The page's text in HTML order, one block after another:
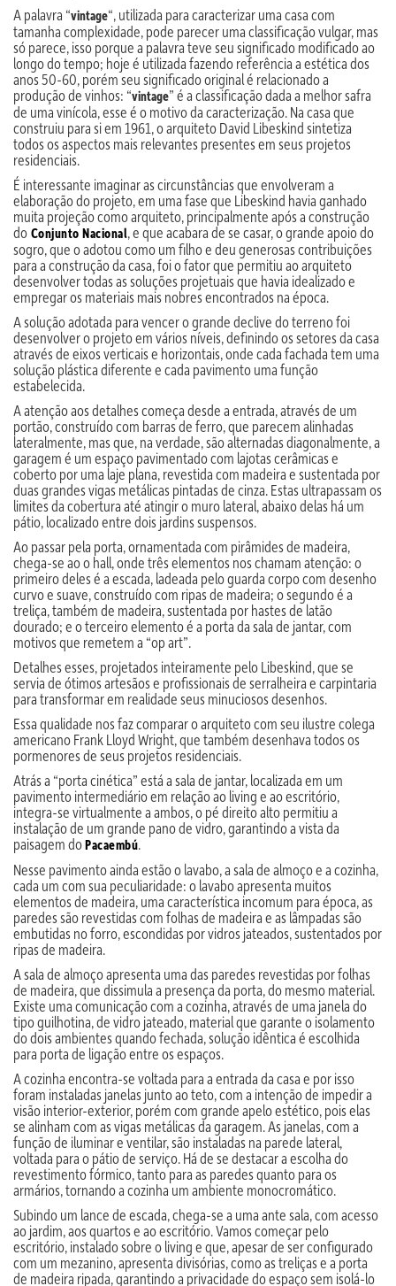
A palavra “vintage“, utilizada para caracterizar uma casa com
tamanha complexidade, pode parecer uma classificação vulgar, mas
só parece, isso porque a palavra teve seu significado modificado ao
longo do tempo; hoje é utilizada fazendo referência a estética dos
anos 50-60, porém seu significado original é relacionado a
produção de vinhos: “vintage” é a classificação dada a melhor safra
de uma vinícola, esse é o motivo da caracterização. Na casa que
construiu para si em 1961, o arquiteto David Libeskind sintetiza
todos os aspectos mais relevantes presentes em seus projetos
residenciais.
É interessante imaginar as circunstâncias que envolveram a
elaboração do projeto, em uma fase que Libeskind havia ganhado
muita projeção como arquiteto, principalmente após a construção
do Conjunto Nacional, e que acabara de se casar, o grande apoio do
sogro, que o adotou como um filho e deu generosas contribuições
para a construção da casa, foi o fator que permitiu ao arquiteto
desenvolver todas as soluções projetuais que havia idealizado e
empregar os materiais mais nobres encontrados na época.
A solução adotada para vencer o grande declive do terreno foi
desenvolver o projeto em vários níveis, definindo os setores da casa
através de eixos verticais e horizontais, onde cada fachada tem uma
solução plástica diferente e cada pavimento uma função
estabelecida.
A atenção aos detalhes começa desde a entrada, através de um
portão, construído com barras de ferro, que parecem alinhadas
lateralmente, mas que, na verdade, são alternadas diagonalmente, a
garagem é um espaço pavimentado com lajotas cerâmicas e
coberto por uma laje plana, revestida com madeira e sustentada por
duas grandes vigas metálicas pintadas de cinza. Estas ultrapassam os
limites da cobertura até atingir o muro lateral, abaixo delas há um
pátio, localizado entre dois jardins suspensos.
Ao passar pela porta, ornamentada com pirâmides de madeira,
chega-se ao o hall, onde três elementos nos chamam atenção: o
primeiro deles é a escada, ladeada pelo guarda corpo com desenho
curvo e suave, construído com ripas de madeira; o segundo é a
treliça, também de madeira, sustentada por hastes de latão
dourado; e o terceiro elemento é a porta da sala de jantar, com
motivos que remetem a “op art”.
Detalhes esses, projetados inteiramente pelo Libeskind, que se
servia de ótimos artesãos e profissionais de serralheira e carpintaria
para transformar em realidade seus minuciosos desenhos.
Essa qualidade nos faz comparar o arquiteto com seu ilustre colega
americano Frank Lloyd Wright, que também desenhava todos os
pormenores de seus projetos residenciais.
Atrás a “porta cinética” está a sala de jantar, localizada em um
pavimento intermediário em relação ao living e ao escritório,
integra-se virtualmente a ambos, o pé direito alto permitiu a
instalação de um grande pano de vidro, garantindo a vista da
paisagem doPacaembú.
Nesse pavimento ainda estão o lavabo, a sala de almoço e a cozinha,
cada um com sua peculiaridade: o lavabo apresenta muitos
elementos de madeira, uma característica incomum para época, as
paredes são revestidas com folhas de madeira e as lâmpadas são
embutidas no forro, escondidas por vidros jateados, sustentados por
ripas de madeira.
A sala de almoço apresenta uma das paredes revestidas por folhas
de madeira, que dissimula a presença da porta, do mesmo material.
Existe uma comunicação com a cozinha, através de uma janela do
tipo guilhotina, de vidro jateado, material que garante o isolamento
do dois ambientes quando fechada, solução idêntica é escolhida
para porta de ligação entre os espaços.
A cozinha encontra-se voltada para a entrada da casa e por isso
foram instaladas janelas junto ao teto, com a intenção de impedir a
visão interior-exterior, porém com grande apelo estético, pois elas
se alinham com as vigas metálicas da garagem. As janelas, com a
função de iluminar e ventilar, são instaladas na parede lateral,
voltada para o pátio de serviço. Há de se destacar a escolha do
revestimento fórmico, tanto para as paredes quanto para os
armários, tornando a cozinha um ambiente monocromático.
Subindo um lance de escada, chega-se a uma ante sala, com acesso
ao jardim, aos quartos e ao escritório. Vamos começar pelo
escritório, instalado sobre o living e que, apesar de ser configurado
com um mezanino, apresenta divisórias, como as treliças e a porta
de madeira ripada, garantindo a privacidade do espaço sem isolá-lo